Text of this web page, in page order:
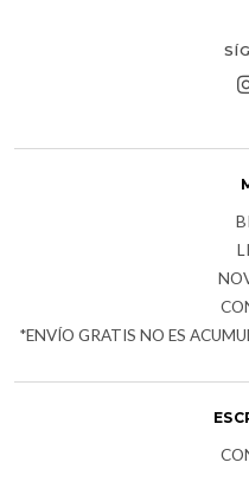
*ENVÍO GRATIS NO ES